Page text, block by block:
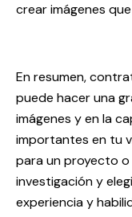
crear imágenes
En resumen,
puede hacer una
imágenes y en la
importantes en tu
para un proyecto
investigación y
experiencia y